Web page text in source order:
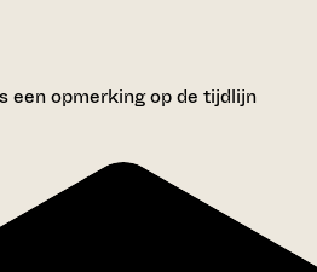
een opmerking op de tijdlijn